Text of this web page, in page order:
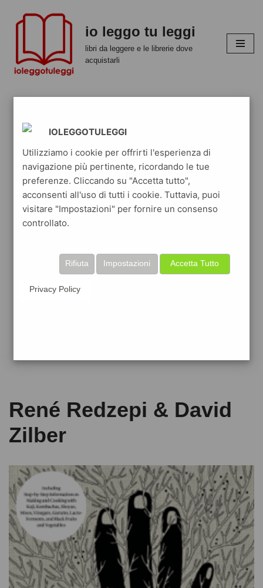
contenuto
io leggo tu leggi
libri da leggere e le librerie dove
acquistarli
René Redzepi & David
Zilber
IOLEGGOTULEGGI
Utilizziamo i cookie per offrirti l'esperienza di
navigazione più pertinente, ricordando le tue
preferenze. Cliccando su "Accetta tutto",
acconsenti all'uso di tutti i cookie. Tuttavia, puoi
visitare "Impostazioni" per fornire un consenso
controllato.
Accetta Tutto
Impostazioni
Rifiuta
Privacy Policy